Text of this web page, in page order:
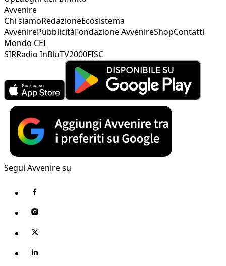
Avvenire
Chi siamoRedazioneEcosistema
AvvenirePubblicitàFondazione AvvenireShopContatti
Mondo CEI
SIRRadio InBluTV2000FISC
Segui Avvenire su